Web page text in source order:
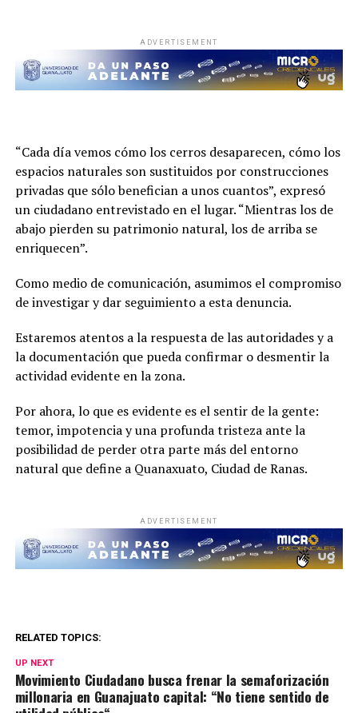
ADVERTISEMENT
“Cada día vemos cómo los cerros desaparecen, cómo los
espacios naturales son sustituidos por construcciones
privadas que sólo benefician a unos cuantos”, expresó
un ciudadano entrevistado en el lugar. “Mientras los de
abajo pierden su patrimonio natural, los de arriba se
enriquecen”.
Como medio de comunicación, asumimos el compromiso
de investigar y dar seguimiento a esta denuncia.
Estaremos atentos a la respuesta de las autoridades y a
la documentación que pueda confirmar o desmentir la
actividad evidente en la zona.
Por ahora, lo que es evidente es el sentir de la gente:
temor, impotencia y una profunda tristeza ante la
posibilidad de perder otra parte más del entorno
natural que define a Quanaxuato, Ciudad de Ranas.
ADVERTISEMENT
RELATED TOPICS:
UP NEXT
Movimiento Ciudadano busca frenar la semaforización
millonaria en Guanajuato capital: “No tiene sentido de